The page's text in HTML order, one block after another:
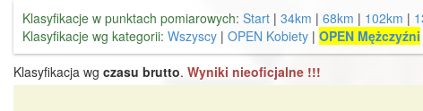
Klasyfikacje w punktach pomiarowych: Start | 34km | 68km | 102km |
Klasyfikacje wg kategorii: Wszyscy | OPEN Kobiety | OPEN Mężczyźni
Klasyfikacja wg czasu brutto. Wyniki nieoficjalne !!!